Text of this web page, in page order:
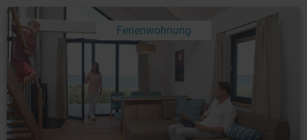
Ferienwohnung
Foto: © booking.com